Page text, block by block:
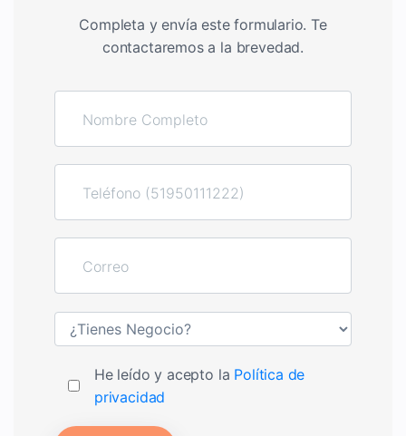
Completa y envía este formulario. Te
contactaremos a la brevedad.
He leído y acepto la Política de
privacidad